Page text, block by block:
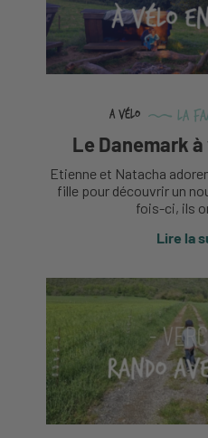
A vélo La
Le Danemark
Etienne et Natacha
fille pour découvrir un
fois-ci, ils
Lire la